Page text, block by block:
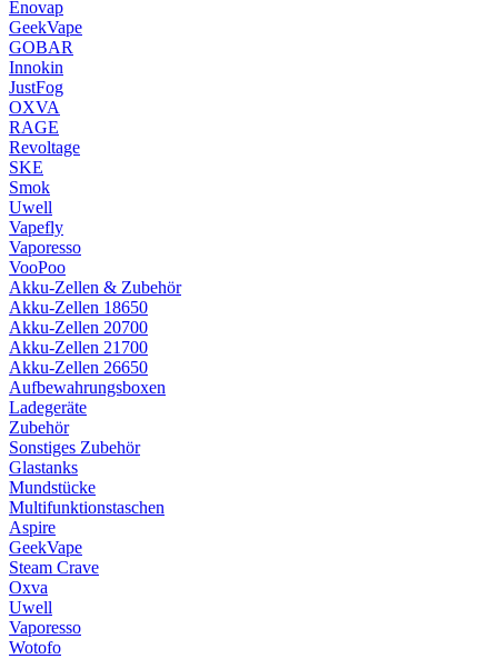
Enovap
GeekVape
GOBAR
Innokin
JustFog
OXVA
RAGE
Revoltage
SKE
Smok
Uwell
Vapefly
Vaporesso
VooPoo
Akku-Zellen & Zubehör
Akku-Zellen 18650
Akku-Zellen 20700
Akku-Zellen 21700
Akku-Zellen 26650
Aufbewahrungsboxen
Ladegeräte
Zubehör
Sonstiges Zubehör
Glastanks
Mundstücke
Multifunktionstaschen
Aspire
GeekVape
Steam Crave
Oxva
Uwell
Vaporesso
Wotofo